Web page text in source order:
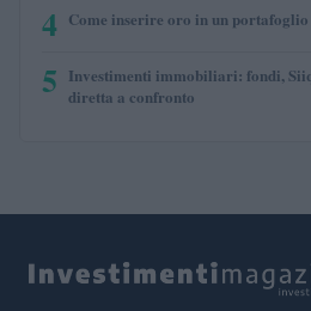
4 Come inserire oro in un
5 Investimenti immobiliari: fondi,
diretta a confronto